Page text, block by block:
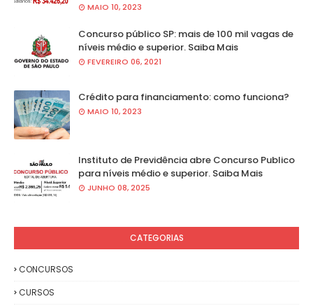
MAIO 10, 2023
Concurso público SP: mais de 100 mil vagas de
níveis médio e superior. Saiba Mais
FEVEREIRO 06, 2021
Crédito para financiamento: como funciona?
MAIO 10, 2023
Instituto de Previdência abre Concurso Publico
para níveis médio e superior. Saiba Mais
JUNHO 08, 2025
CATEGORIAS
CONCURSOS
CURSOS